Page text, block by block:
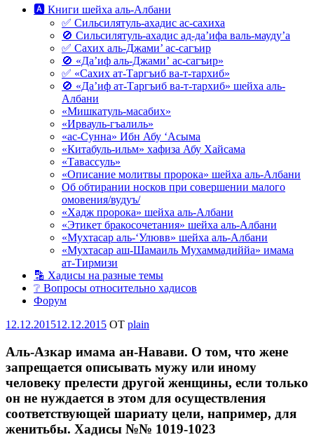
🅰 Книги шейха аль-Албани
✅ Сильсилятуль-ахадис ас-сахиха
🚫 Сильсилятуль-ахадис ад-да’ифа валь-мауду’а
✅ Сахих аль-Джами’ ас-сагъир
🚫 «Да’иф аль-Джами’ ас-сагъир»
✅ «Сахих ат-Таргъиб ва-т-тархиб»
🚫 «Да’иф ат-Таргъиб ва-т-тархиб» шейха аль-
Албани
«Мишкатуль-масабих»
«Ирвауль-гъалиль»
«ас-Сунна» Ибн Абу ‘Асыма
«Китабуль-ильм» хафиза Абу Хайсама
«Тавассуль»
«Описание молитвы пророка» шейха аль-Албани
Об обтирании носков при совершении малого
омовения/вудуъ/
«Хадж пророка» шейха аль-Албани
«Этикет бракосочетания» шейха аль-Албани
«Мухтасар аль-‘Улювв» шейха аль-Албани
«Мухтасар аш-Шамаиль Мухаммадиййа» имама
ат-Тирмизи
🔡 Хадисы на разные темы
❔ Вопросы относительно хадисов
Форум
Опубликовано
12.12.201512.12.2015 OT plain
Аль-Азкар имама ан-Навави. О том, что жене
запрещается описывать мужу или иному
человеку прелести другой женщины, если только
он не нуждается в этом для осуществления
соответствующей шариату цели, например, для
женитьбы. Хадисы №№ 1019-1023